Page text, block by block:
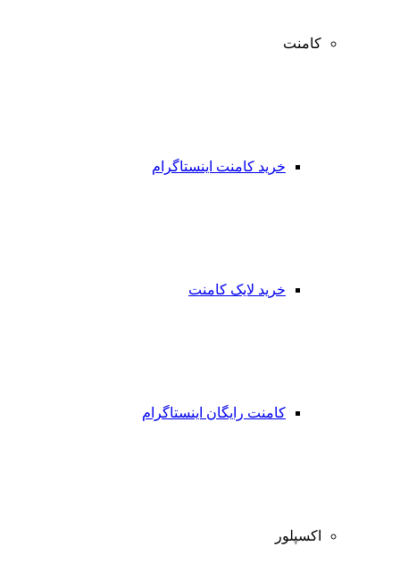
کامنت
خرید کامنت اینستاگرام
خرید لایک کامنت
کامنت رایگان اینستاگرام
اکسپلور